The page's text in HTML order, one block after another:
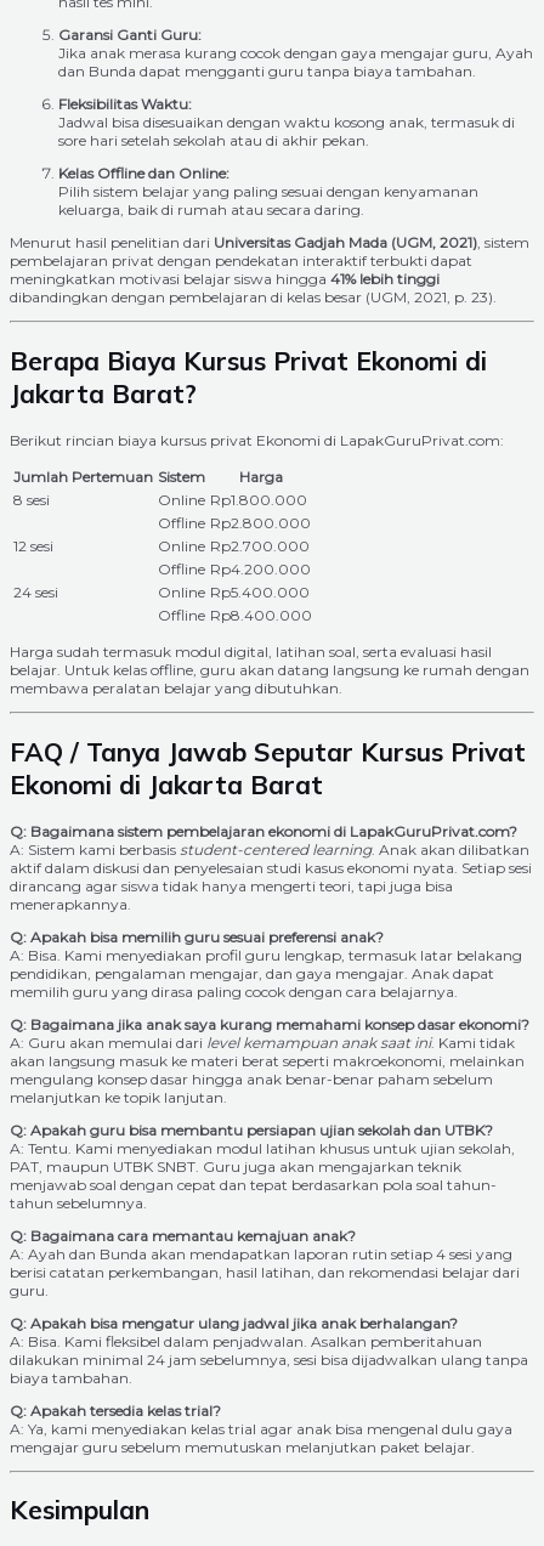
Garansi Ganti Guru:
Jika anak merasa kurang cocok dengan gaya mengajar guru, Ayah
dan Bunda dapat mengganti guru tanpa biaya tambahan.
Fleksibilitas Waktu:
Jadwal bisa disesuaikan dengan waktu kosong anak, termasuk di
sore hari setelah sekolah atau di akhir pekan.
Kelas Offline dan Online:
Pilih sistem belajar yang paling sesuai dengan kenyamanan
keluarga, baik di rumah atau secara daring.
Menurut hasil penelitian dari Universitas Gadjah Mada (UGM, 2021), sistem
pembelajaran privat dengan pendekatan interaktif terbukti dapat
meningkatkan motivasi belajar siswa hingga 41% lebih tinggi
dibandingkan dengan pembelajaran di kelas besar (UGM, 2021, p. 23).
Berapa Biaya Kursus Privat Ekonomi di
Jakarta Barat?
Berikut rincian biaya kursus privat Ekonomi di LapakGuruPrivat.com:
Jumlah Pertemuan Sistem
Harga
8 sesi
Online Rp1.800.000
Offline Rp2.800.000
12 sesi
Online Rp2.700.000
Offline Rp4.200.000
24 sesi
Online Rp5.400.000
Offline Rp8.400.000
Harga sudah termasuk modul digital, latihan soal, serta evaluasi hasil
belajar. Untuk kelas offline, guru akan datang langsung ke rumah dengan
membawa peralatan belajar yang dibutuhkan.
FAQ / Tanya Jawab Seputar Kursus Privat
Ekonomi di Jakarta Barat
Q: Bagaimana sistem pembelajaran ekonomi di LapakGuruPrivat.com?
A: Sistem kami berbasis student-centered learning. Anak akan dilibatkan
aktif dalam diskusi dan penyelesaian studi kasus ekonomi nyata. Setiap sesi
dirancang agar siswa tidak hanya mengerti teori, tapi juga bisa
menerapkannya.
Q: Apakah bisa memilih guru sesuai preferensi anak?
A: Bisa. Kami menyediakan profil guru lengkap, termasuk latar belakang
pendidikan, pengalaman mengajar, dan gaya mengajar. Anak dapat
memilih guru yang dirasa paling cocok dengan cara belajarnya.
Q: Bagaimana jika anak saya kurang memahami konsep dasar ekonomi?
A: Guru akan memulai dari level kemampuan anak saat ini. Kami tidak
akan langsung masuk ke materi berat seperti makroekonomi, melainkan
mengulang konsep dasar hingga anak benar-benar paham sebelum
melanjutkan ke topik lanjutan.
Q: Apakah guru bisa membantu persiapan ujian sekolah dan UTBK?
A: Tentu. Kami menyediakan modul latihan khusus untuk ujian sekolah,
PAT, maupun UTBK SNBT. Guru juga akan mengajarkan teknik
menjawab soal dengan cepat dan tepat berdasarkan pola soal tahun-
tahun sebelumnya.
Q: Bagaimana cara memantau kemajuan anak?
A: Ayah dan Bunda akan mendapatkan laporan rutin setiap 4 sesi yang
berisi catatan perkembangan, hasil latihan, dan rekomendasi belajar dari
guru.
Q: Apakah bisa mengatur ulang jadwal jika anak berhalangan?
A: Bisa. Kami fleksibel dalam penjadwalan. Asalkan pemberitahuan
dilakukan minimal 24 jam sebelumnya, sesi bisa dijadwalkan ulang tanpa
biaya tambahan.
Q: Apakah tersedia kelas trial?
A: Ya, kami menyediakan kelas trial agar anak bisa mengenal dulu gaya
mengajar guru sebelum memutuskan melanjutkan paket belajar.
Kesimpulan